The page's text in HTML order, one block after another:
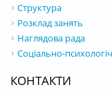
Структура
Розклад занять
Наглядова рада
Соціально-
КОНТАКТИ